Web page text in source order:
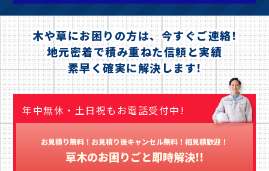
木や草にお困りの方は、今すぐご連絡!
地元密着で積み重ねた信頼と実績
素早く確実に解決します!
年中無休・土日祝もお電話受付中!
お見積り無料！お見積り後キャンセル無料！相見積歓迎！
草木のお困りごと即時解決!!